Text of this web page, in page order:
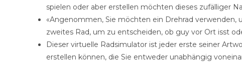
spielen oder aber erstellen möchten dieses zufälliger
«Angenommen, Sie möchten ein Drehrad
zweites Rad, um zu entscheiden, ob guy vor Ort isst
Dieser virtuelle Radsimulator ist jeder erste seiner
erstellen können, die Sie entweder unabhängig